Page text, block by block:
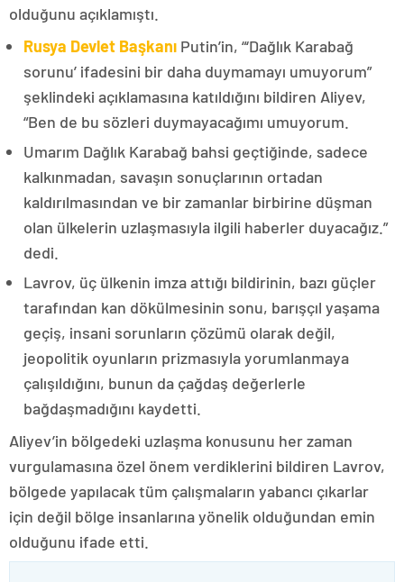
olduğunu açıklamıştı.
Rusya Devlet Başkanı Putin’in, “‘Dağlık Karabağ
sorunu’ ifadesini bir daha duymamayı umuyorum”
şeklindeki açıklamasına katıldığını bildiren Aliyev,
“Ben de bu sözleri duymayacağımı umuyorum.
Umarım Dağlık Karabağ bahsi geçtiğinde, sadece
kalkınmadan, savaşın sonuçlarının ortadan
kaldırılmasından ve bir zamanlar birbirine düşman
olan ülkelerin uzlaşmasıyla ilgili haberler duyacağız.”
dedi.
Lavrov, üç ülkenin imza attığı bildirinin, bazı güçler
tarafından kan dökülmesinin sonu, barışçıl yaşama
geçiş, insani sorunların çözümü olarak değil,
jeopolitik oyunların prizmasıyla yorumlanmaya
çalışıldığını, bunun da çağdaş değerlerle
bağdaşmadığını kaydetti.
Aliyev’in bölgedeki uzlaşma konusunu her zaman
vurgulamasına özel önem verdiklerini bildiren Lavrov,
bölgede yapılacak tüm çalışmaların yabancı çıkarlar
için değil bölge insanlarına yönelik olduğundan emin
olduğunu ifade etti.